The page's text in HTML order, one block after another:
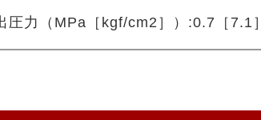
圧力（MPa［kgf/cm2］）:0.7［7.1］